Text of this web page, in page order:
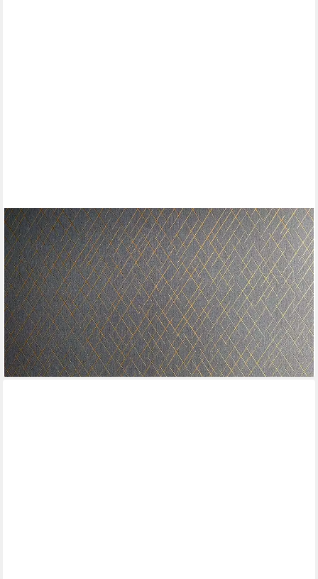
MARBURG
Vliestapete Checked Charm, kariert, moderne Tapete für
Wohnzimmer Schlafzimmer Küche
17,25 € UVP33,95 €
(3,24 €/ 1 qm)
-49%
lieferbar - in 3-4 Werktagen bei dir